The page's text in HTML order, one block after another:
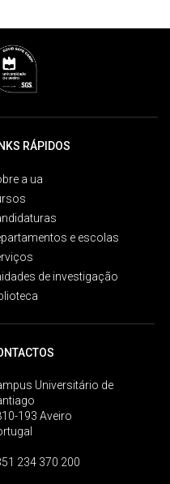
RÁPIDOS
a ua
e escolas
de investigação
Universitário de
193 Aveiro
234 370 200